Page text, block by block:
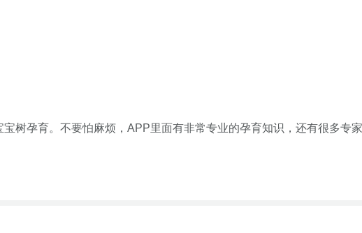
树孕育。不要怕麻烦，APP里面有非常专业的孕育知识，还有很多专